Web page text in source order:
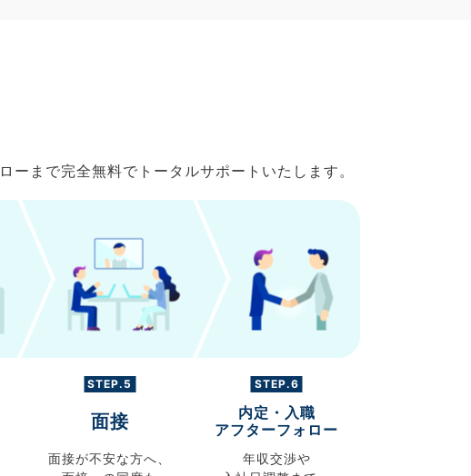
まで完全無料でトータルサポートいたします。
STEP.5
面接
面接が不安な方へ、
STEP.6
内定・入職
アフターフォロー
年収交渉や